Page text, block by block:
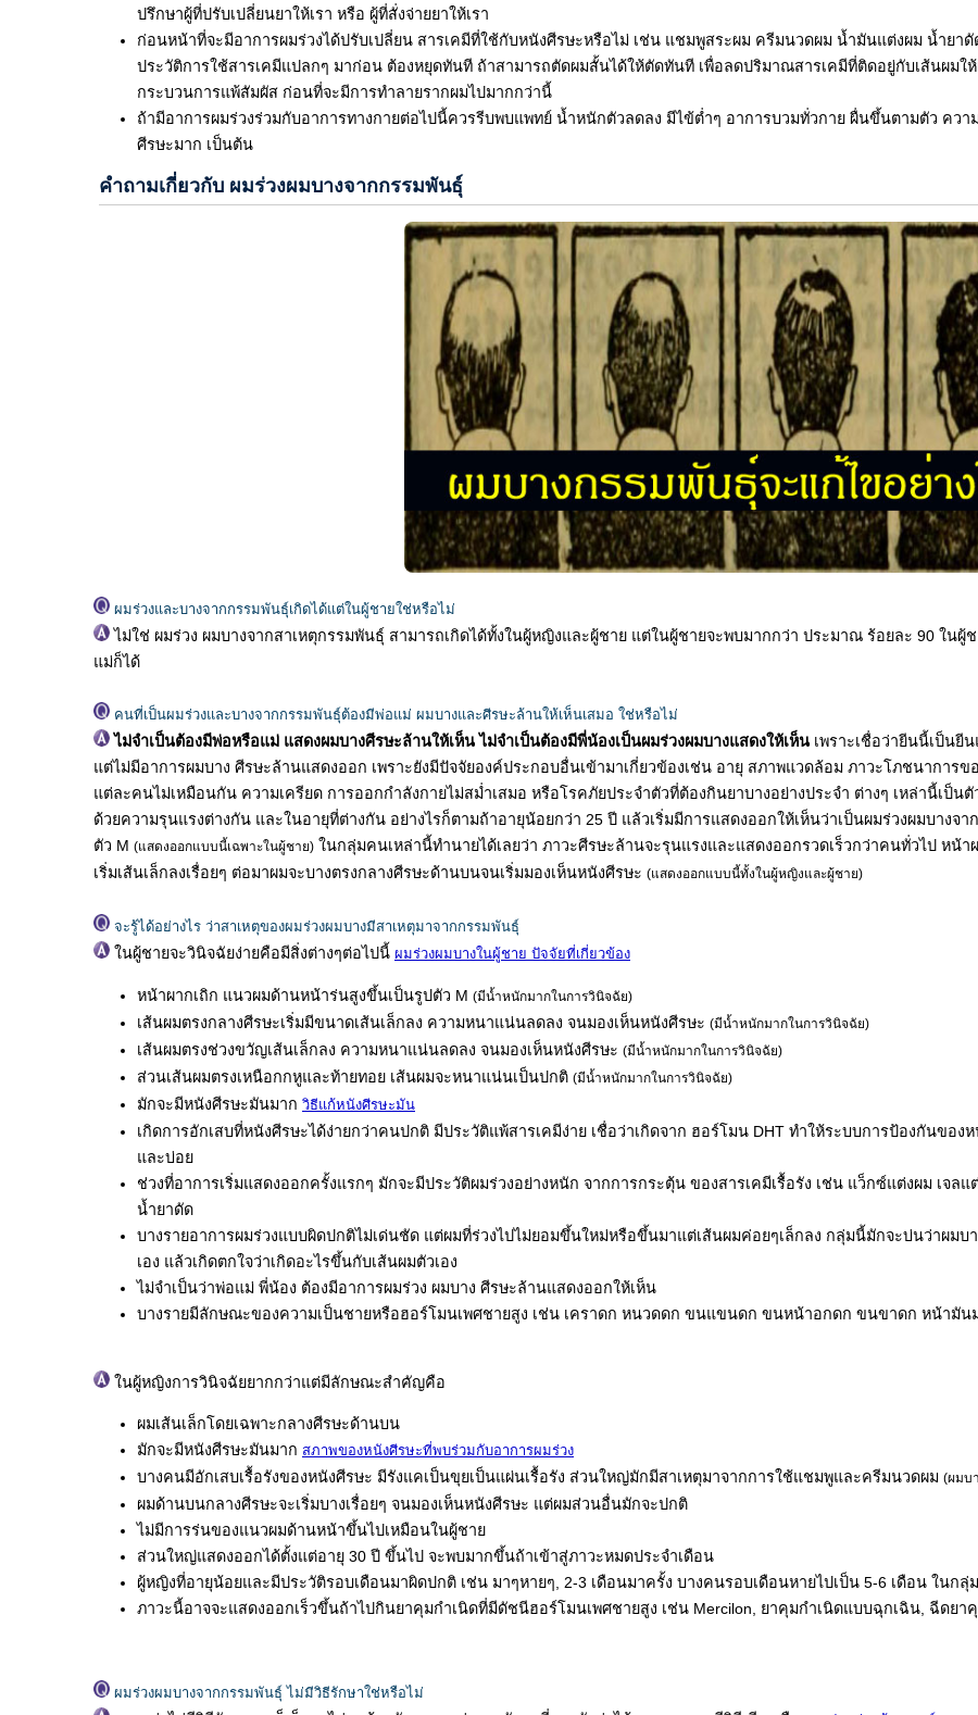
ปรึกษาผู้ที่ปรับเปลี่ยนยาให้เรา หรือ ผู้ที่สั่งจ่ายยาให้เรา
ก่อนหน้าที่จะมีอาการผมร่วงได้ปรับเปลี่ยน สารเคมีที่ใช้กับหนังศีรษะหรือไม่ เช่น แชมพูสระผม ครีมนวดผม น้ำมันแต่งผม น้ำยา
ประวัติการใช้สารเคมีแปลกๆ มาก่อน ต้องหยุดทันที ถ้าสามารถตัดผมสั้นได้ให้ตัดทันที เพื่อลดปริมาณสารเคมีที่ติดอยู่กับเส้นผม
กระบวนการแพ้สัมผัส ก่อนที่จะมีการทำลายรากผมไปมากกว่านี้
ถ้ามีอาการผมร่วงร่วมกับอาการทางกายต่อไปนี้ควรรีบพบแพทย์ น้ำหนักตัวลดลง มีไข้ต่ำๆ อาการบวมทั่วกาย ผื่นขึ้นตามตัว คว
ศีรษะมาก เป็นต้น
คำถามเกี่ยวกับ ผมร่วงผมบางจากกรรมพันธุ์
ผมร่วงและบางจากกรรมพันธุ์เกิดได้แต่ในผู้ชายใช่หรือไม่
ไม่ใช่ ผมร่วง ผมบางจากสาเหตุกรรมพันธุ์ สามารถเกิดได้ทั้งในผู้หญิงและผู้ชาย แต่ในผู้ชายจะพบมากกว่า ประมาณ ร้อยละ 90 ในผู้
แม่ก็ได้
คนที่เป็นผมร่วงและบางจากกรรมพันธุ์ต้องมีพ่อแม่ ผมบางและศีรษะล้านให้เห็นเสมอ ใช่หรือไม่
ไม่จำเป็นต้องมีพ่อหรือแม่ แสดงผมบางศีรษะล้านให้เห็น ไม่จำเป็นต้องมีพี่น้องเป็นผมร่วงผมบางแสดงให้เห็น เพราะเชื่อว่ายีนนี้เป็นยี
แต่ไม่มีอาการผมบาง ศีรษะล้านแสดงออก เพราะยังมีปัจจัยองค์ประกอบอื่นเข้ามาเกี่ยวข้องเช่น อายุ สภาพแวดล้อม ภาวะโภชนาการ
แต่ละคนไม่เหมือนกัน ความเครียด การออกกำลังกายไม่สม่ำเสมอ หรือโรคภัยประจำตัวที่ต้องกินยาบางอย่างประจำ ต่างๆ เหล่านี้เป็
ด้วยความรุนแรงต่างกัน และในอายุที่ต่างกัน อย่างไรก็ตามถ้าอายุน้อยกว่า 25 ปี แล้วเริ่มมีการแสดงออกให้เห็นว่าเป็นผมร่วงผมบางจ
ตัว M (แสดงออกแบบนี้เฉพาะในผู้ชาย) ในกลุ่มคนเหล่านี้ทำนายได้เลยว่า ภาวะศีรษะล้านจะรุนแรงและแสดงออกรวดเร็วกว่าคนทั่วไป หน้า
เริ่มเส้นเล็กลงเรื่อยๆ ต่อมาผมจะบางตรงกลางศีรษะด้านบนจนเริ่มมองเห็นหนังศีรษะ (แสดงออกแบบนี้ทั้งในผู้หญิงและผู้ชาย)
จะรู้ได้อย่างไร ว่าสาเหตุของผมร่วงผมบางมีสาเหตุมาจากกรรมพันธุ์
ในผู้ชายจะวินิจฉัยง่ายคือมีสิ่งต่างๆต่อไปนี้ ผมร่วงผมบางในผู้ชาย ปัจจัยที่เกี่ยวข้อง
หน้าผากเถิก แนวผมด้านหน้าร่นสูงขึ้นเป็นรูปตัว M (มีน้ำหนักมากในการวินิจฉัย)
เส้นผมตรงกลางศีรษะเริ่มมีขนาดเส้นเล็กลง ความหนาแน่นลดลง จนมองเห็นหนังศีรษะ (มีน้ำหนักมากในการวินิจฉัย)
เส้นผมตรงช่วงขวัญเส้นเล็กลง ความหนาแน่นลดลง จนมองเห็นหนังศีรษะ (มีน้ำหนักมากในการวินิจฉัย)
ส่วนเส้นผมตรงเหนือกกหูและท้ายทอย เส้นผมจะหนาแน่นเป็นปกติ (มีน้ำหนักมากในการวินิจฉัย)
มักจะมีหนังศีรษะมันมาก วิธีแก้หนังศีรษะมัน
เกิดการอักเสบที่หนังศีรษะได้ง่ายกว่าคนปกติ มีประวัติแพ้สารเคมีง่าย เชื่อว่าเกิดจาก ฮอร์โมน DHT ทำให้ระบบการป้องกันของ
และบ่อย
ช่วงที่อาการเริ่มแสดงออกครั้งแรกๆ มักจะมีประวัติผมร่วงอย่างหนัก จากการกระตุ้น ของสารเคมีเรื้อรัง เช่น แว็กซ์แต่งผม เจล
น้ำยาดัด
บางรายอาการผมร่วงแบบผิดปกติไม่เด่นชัด แต่ผมที่ร่วงไปไม่ยอมขึ้นใหม่หรือขึ้นมาแต่เส้นผมค่อยๆเล็กลง กลุ่มนี้มักจะบ่นว่าผมบา
เอง แล้วเกิดตกใจว่าเกิดอะไรขึ้นกับเส้นผมตัวเอง
ไม่จำเป็นว่าพ่อแม่ พี่น้อง ต้องมีอาการผมร่วง ผมบาง ศีรษะล้านแสดงออกให้เห็น
บางรายมีลักษณะของความเป็นชายหรือฮอร์โมนเพศชายสูง เช่น เคราดก หนวดดก ขนแขนดก ขนหน้าอกดก ขนขาดก หน้ามันม
ในผู้หญิงการวินิจฉัยยากกว่าแต่มีลักษณะสำคัญคือ
ผมเส้นเล็กโดยเฉพาะกลางศีรษะด้านบน
มักจะมีหนังศีรษะมันมาก สภาพของหนังศีรษะที่พบร่วมกับอาการผมร่วง
บางคนมีอักเสบเรื้อรังของหนังศีรษะ มีรังแคเป็นขุยเป็นแผ่นเรื้อรัง ส่วนใหญ่มักมีสาเหตุมาจากการใช้แชมพูและครีมนวดผม (ผมบ
ผมด้านบนกลางศีรษะจะเริ่มบางเรื่อยๆ จนมองเห็นหนังศีรษะ แต่ผมส่วนอื่นมักจะปกติ
ไม่มีการร่นของแนวผมด้านหน้าขึ้นไปเหมือนในผู้ชาย
ส่วนใหญ่แสดงออกได้ตั้งแต่อายุ 30 ปี ขึ้นไป จะพบมากขึ้นถ้าเข้าสู่ภาวะหมดประจำเดือน
ผู้หญิงที่อายุน้อยและมีประวัติรอบเดือนมาผิดปกติ เช่น มาๆหายๆ, 2-3 เดือนมาครั้ง บางคนรอบเดือนหายไปเป็น 5-6 เดือน ในกลุ่
ภาวะนี้อาจจะแสดงออกเร็วขึ้นถ้าไปกินยาคุมกำเนิดที่มีดัชนีฮอร์โมนเพศชายสูง เช่น Mercilon, ยาคุมกำเนิดแบบฉุกเฉิน, ฉีดยา
ผมร่วงผมบางจากกรรมพันธุ์ ไม่มีวิธีรักษาใช่หรือไม่